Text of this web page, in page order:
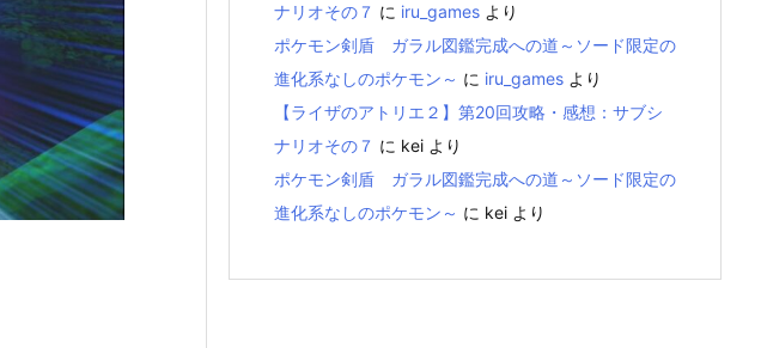
ナリオその７ に iru_games より
ポケモン剣盾 ガラル図鑑完成への道～ソード限定の
進化系なしのポケモン～ に iru_games より
【ライザのアトリエ２】第20回攻略・感想：サブシ
ナリオその７ に kei より
ポケモン剣盾 ガラル図鑑完成への道～ソード限定の
進化系なしのポケモン～ に kei より